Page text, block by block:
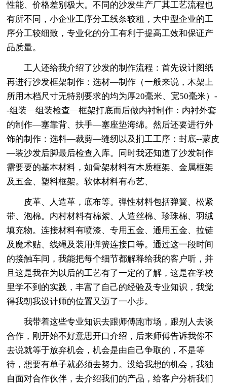
性能、价格差别极大。不同的沙发生产厂其工艺流程也
有所不同，小企业工序分工线条较粗，大中型企业的工
序分工较细致，专业化的分工有利于提高工效和保证产
品质量。
工人还给我介绍了沙发的制作流程：首先设计图纸
再进行沙发框架制作：选材—制作（一般来说，木架上
所用木档尺寸无特别要求的均为厚20毫米、宽50毫米）-
-组装—组装检查—框架打底而后做内衬制作：内衬外套
的制作—塞靠背、扶手—塞座垫海绵。然后还要进行外
饰的制作：选料—裁剪—缝纫以及扪工工序：封底--蒙皮
—装沙发后脚最后检查入库。同时我还知道了沙发制作
需要要的基本材料，如骨架材料有木质框架、金属框架
及五金、塑料框架。软体材料有布艺、
皮革、人造革，底布等。弹性材料包括弹簧、松紧
带、泡棉。内村材料有棉絮、人造丝棉、珍珠棉、羽绒
填充物。连接材料有喷漆、专用五金、通用五金、拉链
及魔术贴、线绳及装用弹簧连接口等。通过这一段时间
的接触车间，我能把每个细节都解释给我的客户听，并
且这是我在为以后的工艺有了一定的了解，这是在学校
里学不到的实践，丰富了自己的经验及专业知识，我觉
得我朝我设计师的位置又迈了一小步。
我带着这些专业知识去跟师傅跑市场，跟别人去谈
合作，刚开始不好意思开口介绍，后来师傅告诉我你不
去说就等于放弃机会，机会是由自己争取的，不是等
待，想要有单子就必须去努力。没给我想的机会，我独
自面对合作伙伴，去介绍我们的产品，给客户分析我们